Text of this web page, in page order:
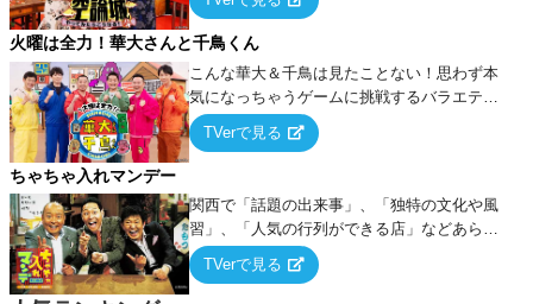
論”に若手芸人らがカラダを張って挑む！
火曜は全力！華大さんと千鳥くん
こんな華大＆千鳥は見たことない！思わず本
気になっちゃうゲームに挑戦するバラエティ
ー！
TVerで見る
ちゃちゃ入れマンデー
関西で「話題の出来事」、「独特の文化や風
習」、「人気の行列ができる店」などあらゆ
るテーマについて好き放題にちゃちゃを入れ
ていく関西色を前面に押し出したトークバラ
TVerで見る